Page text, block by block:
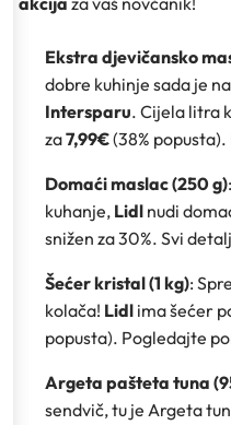
Ekstra djevičansko
dobre kuhinje sada je
Intersparu. Cijela litra
za7,99€(38%
Domaći maslac (250 g)
kuhanje, Lidl nudi
snižen za 30%. Svi
Šećer kristal (1 kg):
kolača! Lidl ima šećer
popusta). Pogledajte
Argeta pašteta tuna
sendvič, tu je Argeta